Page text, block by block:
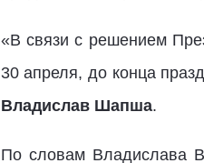
«В связи с решением
30 апреля, до конца
Владислав Шапша.
По словам Владислава